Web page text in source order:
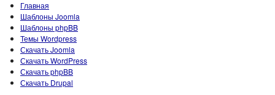
Главная
Шаблоны Joomla
Шаблоны phpBB
Темы Wordpress
Скачать Joomla
Скачать WordPress
Скачать phpBB
Скачать Drupal